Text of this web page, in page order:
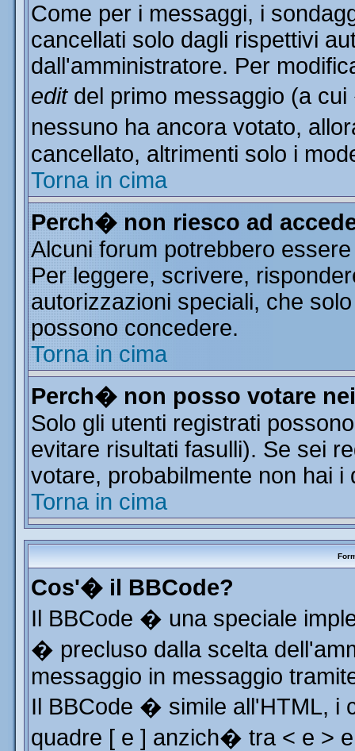
Come per i messaggi, i
cancellati solo dagli rispettivi
dall'amministratore. Per
editdel primo messaggio (a
nessuno ha ancora votato,
cancellato, altrimenti solo i
Torna in cima
Perch� non riesco ad
Alcuni forum potrebbero
Per leggere, scrivere,
autorizzazioni speciali, che
possono concedere.
Torna in cima
Perch� non posso votare
Solo gli utenti registrati
evitare risultati fasulli). Se sei
votare, probabilmente non hai
Torna in cima
Cos'� il BBCode?
Il BBCode � una speciale
� precluso dalla scelta
messaggio in messaggio
Il BBCode � simile all'HTML, i
quadre [ e ] anzich� tra < e >